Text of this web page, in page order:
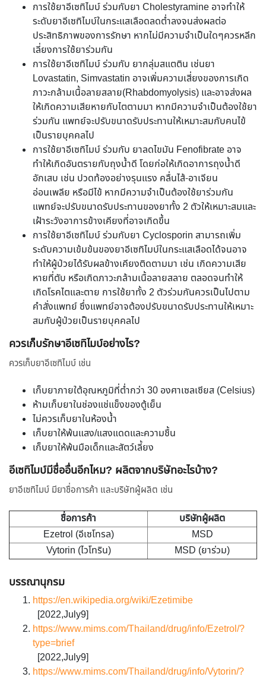
การใช้ยาอีเซทิไมบ์ ร่วมกับยา Cholestyramine อาจทำให้
ระดับยาอีเซทิไมบ์ในกระแสเลือดลดต่ำลงจนส่งผลต่อ
ประสิทธิภาพของการรักษา หากไม่มีความจำเป็นใดๆควรหลีก
เลี่ยงการใช้ยาร่วมกัน
การใช้ยาอีเซทิไมบ์ ร่วมกับ ยากลุ่มสแตติน เช่นยา
Lovastatin, Simvastatin อาจเพิ่มความเสี่ยงของการเกิด
ภาวะกล้ามเนื้อลายสลาย(Rhabdomyolysis) และอาจส่งผล
ให้เกิดความเสียหายกับไตตามมา หากมีความจำเป็นต้องใช้ยา
ร่วมกัน แพทย์จะปรับขนาดรับประทานให้เหมาะสมกับคนไข้
เป็นรายบุคคลไป
การใช้ยาอีเซทิไมบ์ ร่วมกับ ยาลดไขมัน Fenofibrate อาจ
ทำให้เกิดอันตรายกับถุงน้ำดี โดยก่อให้เกิดอาการถุงน้ำดี
อักเสบ เช่น ปวดท้องอย่างรุนแรง คลื่นไส้-อาเจียน
อ่อนเพลีย หรือมีไข้ หากมีความจำเป็นต้องใช้ยาร่วมกัน
แพทย์จะปรับขนาดรับประทานของยาทั้ง 2 ตัวให้เหมาะสมและ
เฝ้าระวังอาการข้างเคียงที่อาจเกิดขึ้น
การใช้ยาอีเซทิไมบ์ ร่วมกับยา Cyclosporin สามารถเพิ่ม
ระดับความเข้มข้นของยาอีเซทิไมบ์ในกระแสเลือดได้จนอาจ
ทำให้ผู้ป่วยได้รับผลข้างเคียงติดตามมา เช่น เกิดความเสีย
หายที่ตับ หรือเกิดภาวะกล้ามเนื้อลายสลาย ตลอดจนทำให้
เกิดโรคไตและตาย การใช้ยาทั้ง 2 ตัวร่วมกันควรเป็นไปตาม
คำสั่งแพทย์ ซึ่งแพทย์อาจต้องปรับขนาดรับประทานให้เหมาะ
สมกับผู้ป่วยเป็นรายบุคคลไป
ควรเก็บรักษาอีเซทิไมบ์อย่างไร?
ควรเก็บยาอีเซทิไมบ์ เช่น
เก็บยาภายใต้อุณหภูมิที่ต่ำกว่า 30 องศาเซลเซียส (Celsius)
ห้ามเก็บยาในช่องแช่แข็งของตู้เย็น
ไม่ควรเก็บยาในห้องน้ำ
เก็บยาให้พ้นแสง/แสงแดดและความชื้น
เก็บยาให้พ้นมือเด็กและสัตว์เลี้ยง
อีเซทิไมบ์มีชื่ออื่นอีกไหม? ผลิตจากบริษัทอะไรบ้าง?
ยาอีเซทิไมบ์ มียาชื่อการค้า และบริษัทผู้ผลิต เช่น
ชื่อการค้า
บริษัทผู้ผลิต
Ezetrol (อีเซโทรล)
MSD
Vytorin (ไวโทริน)
MSD (ยาร่วม)
บรรณานุกรม
https://en.wikipedia.org/wiki/Ezetimibe
[2022,July9]
https://www.mims.com/Thailand/drug/info/Ezetrol/?
type=brief
[2022,July9]
https://www.mims.com/Thailand/drug/info/Vytorin/?